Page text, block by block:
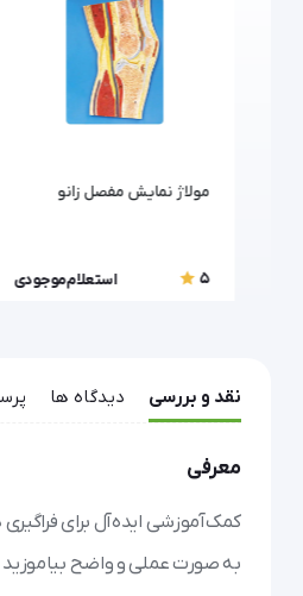
مولاژ نمایش مفصل زانو
5 استعلام موجودی
نقد و بررسی دیدگاه ها
معرفی
کمک‌آموزشی ایده‌آل برای
به صورت عملی و واضح بیاموزید